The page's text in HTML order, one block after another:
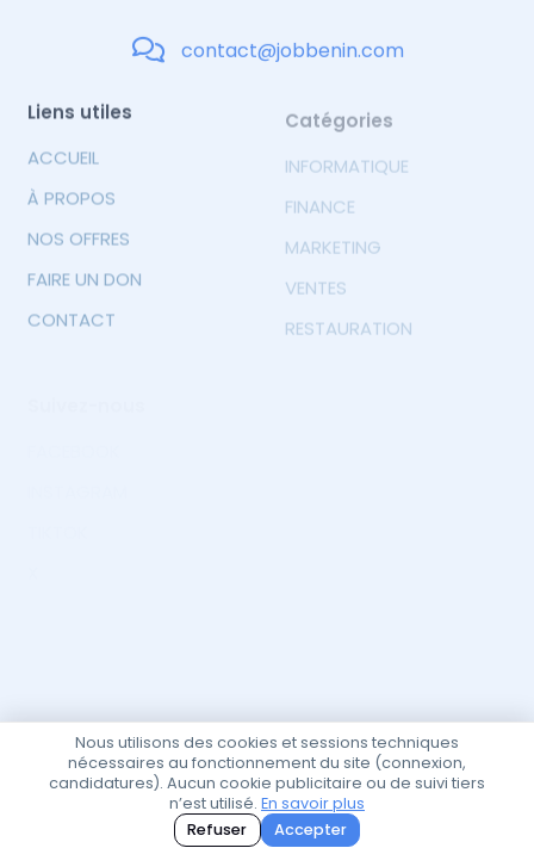
contact@jobbenin.com
Liens utiles
ACCUEIL
À PROPOS
NOS OFFRES
FAIRE UN DON
CONTACT
Catégories
INFORMATIQUE
FINANCE
MARKETING
VENTES
RESTAURATION
Envoyer
© 2026JobBénin. Tous droits réservés
Politique et confidentialité
Nous utilisons des cookies et sessions techniques
nécessaires au fonctionnement du site (connexion,
candidatures). Aucun cookie publicitaire ou de suivi tiers
n’est utilisé. En savoir plus
Refuser
Accepter